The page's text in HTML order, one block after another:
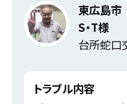
東広島市
S・T様
台所蛇口
トラブル内容